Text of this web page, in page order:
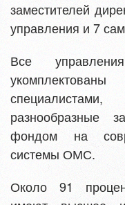
заместителей
управления и 7
Все
укомплектованы
разнообразные
фондом на
системы ОМС.
Около 91